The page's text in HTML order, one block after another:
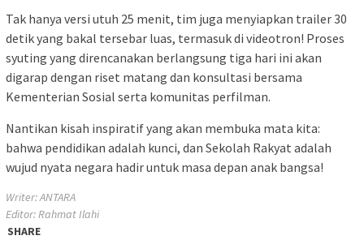
Tak hanya versi utuh 25 menit, tim juga menyiapkan trailer 30
detik yang bakal tersebar luas, termasuk di videotron! Proses
syuting yang direncanakan berlangsung tiga hari ini akan
digarap dengan riset matang dan konsultasi bersama
Kementerian Sosial serta komunitas perfilman.
Nantikan kisah inspiratif yang akan membuka mata kita:
bahwa pendidikan adalah kunci, dan Sekolah Rakyat adalah
wujud nyata negara hadir untuk masa depan anak bangsa!
Writer: ANTARA
Editor: Rahmat Ilahi
SHARE